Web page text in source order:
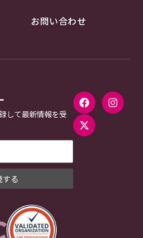
お問い合わせ
して最新情報を受
る